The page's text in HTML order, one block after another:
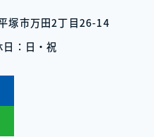
塚市万田2丁目26-14
日：日・祝